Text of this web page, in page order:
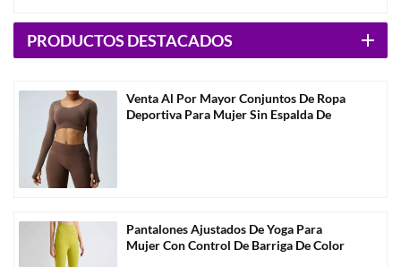
PRODUCTOS DESTACADOS
Venta Al Por Mayor Conjuntos De Ropa
Deportiva Para Mujer Sin Espalda De
Pantalones Ajustados De Yoga Para
Mujer Con Control De Barriga De Color